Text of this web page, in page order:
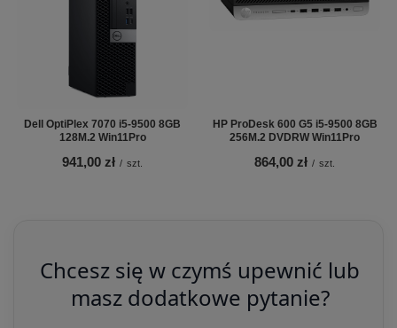
Dell OptiPlex 7070 i5-9500 8GB
128M.2 Win11Pro
941,00 zł / szt.
HP ProDesk 600 G5 i5-9500 8GB
256M.2 DVDRW Win11Pro
864,00 zł / szt.
Chcesz się w czymś upewnić lub
masz dodatkowe pytanie?